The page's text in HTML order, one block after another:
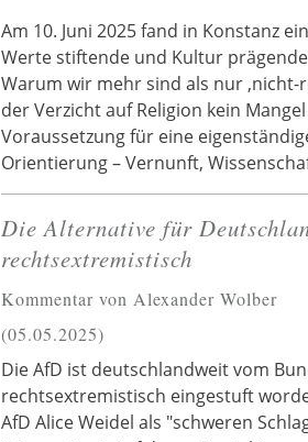
Am 10. Juni 2025 fand in Konstanz
Werte stiftende und Kultur
Warum wir mehr sind als nur ‚nicht-
der Verzicht auf Religion kein
Voraussetzung für eine
Orientierung – Vernunft,
Die Alternative für
rechtsextremistisch
Kommentar von Alexander Wolber
05.05.2025
Die AfD ist deutschlandweit vom
rechtsextremistisch eingestuft
AfD Alice Weidel als "schweren